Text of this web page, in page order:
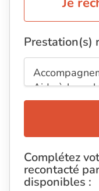
Prestation(s)
Complétez
recontacté
disponibles :